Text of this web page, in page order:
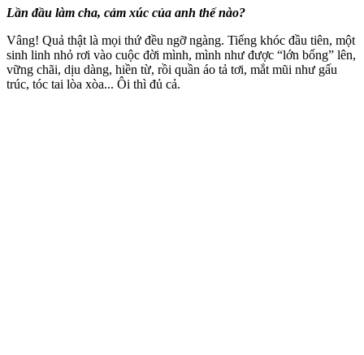
Lần đầu làm cha, cảm xúc của anh thế nào?
Vâng! Quả thật là mọi thứ đều ngỡ ngàng. Tiếng khóc đầu tiên, một
sinh linh nhỏ rơi vào cuộc đời mình, mình như được “lớn bổng” lên,
vững chãi, dịu dàng, hiền từ, rồi quần áo tả tơi, mắt mũi như gấu
trúc, tóc tai lòa xòa... Ôi thì đủ cả.